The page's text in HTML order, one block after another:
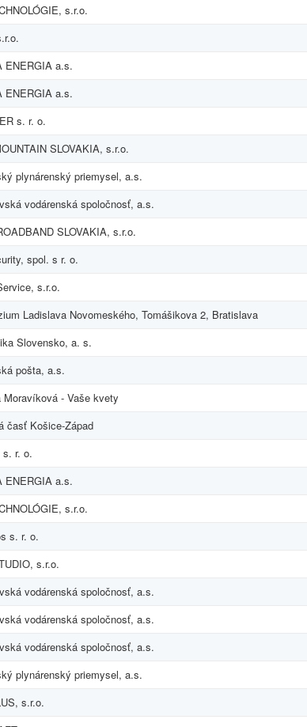
s.r.o.
ENERGIA a.s.
ENERGIA a.s.
s. r. o.
SLOVAKIA, s.r.o.
plynárenský priemysel, a.s.
vodárenská spoločnosť, a.s.
SLOVAKIA, s.r.o.
spol. s r. o.
s.r.o.
Ladislava Novomeského, Tomášikova 2, Bratislava
Slovensko, a. s.
pošta, a.s.
Moravíková - Vaše kvety
časť Košice-Západ
s. r. o.
ENERGIA a.s.
s.r.o.
s. r. o.
s.r.o.
vodárenská spoločnosť, a.s.
vodárenská spoločnosť, a.s.
vodárenská spoločnosť, a.s.
plynárenský priemysel, a.s.
s.r.o.